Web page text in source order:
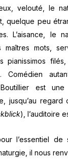
velouté, le
quelque peu
L’aisance, le
mots,
pianissimos
Comédien
est
jusqu’au
), l’auditoire
l’essentiel de
il nous